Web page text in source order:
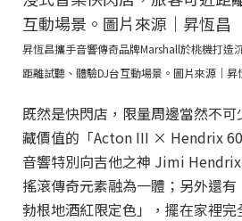
昇恆昌攜手音響傳奇品牌Marshall於桃機打造
距離試聽、體驗DJ台互動場景。圖片來源｜昇
既然是快閃店，限量周邊當然不
藏價值的「Acton III × Hendrix
音響特別向吉他之神 Jimi
搖滾傳奇元素融為一體；另外還
勃根地酒紅限定色」，擺在家裡完